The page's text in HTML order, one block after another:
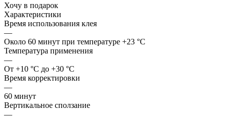
Хочу в подарок
Характеристики
Время использования клея
—
Около 60 минут при температуре +23 °С
Температура применения
—
От +10 °С до +30 °С
Время корректировки
—
60 минут
Вертикальное сползание
—